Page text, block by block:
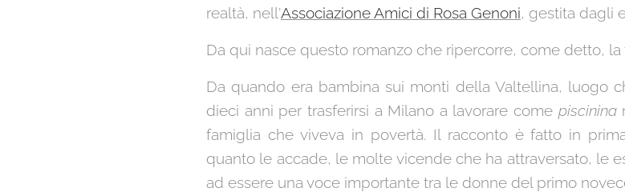
realtà, nell'Associazione Amici di Rosa Genoni, gestita dagli
Da qui nasce questo romanzo che ripercorre, come detto,
Da quando era bambina sui monti della Valtellina, luogo
dieci anni per trasferirsi a Milano a lavorare come piscinina
famiglia che viveva in povertà. Il racconto è fatto in
quanto le accade, le molte vicende che ha attraversato, le
ad essere una voce importante tra le donne del primo